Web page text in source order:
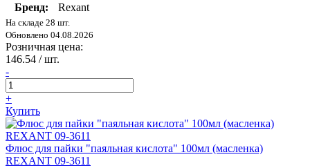
Бренд:
Rexant
На складе 28 шт.
Обновлено 04.08.2026
Розничная цена:
146.54 / шт.
-
+
Купить
Флюс для пайки "паяльная кислота" 100мл (масленка)
REXANT 09-3611